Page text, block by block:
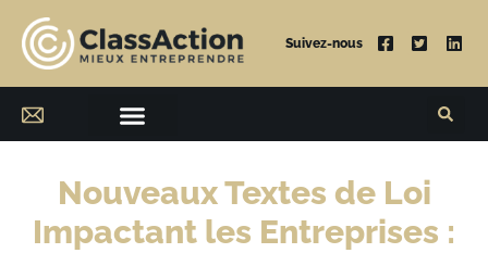
Suivez-nous
Nouveaux Textes de Loi
Impactant les Entreprises :